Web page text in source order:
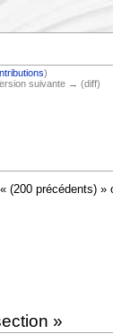
)
suivante → (diff)
précédents)
»